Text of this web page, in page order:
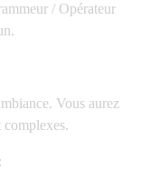
/ Opérateur
Vous aurez
complexes.